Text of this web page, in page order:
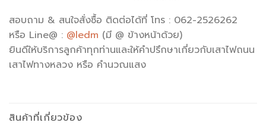
สอบถาม & สนใจสั่งซื้อ ติดต่อได้ที่ โทร : 062-2526262
หรือ Line@ : @ledm (มี @ ข้างหน้าด้วย)
ยินดีให้บริการลูกค้าทุกท่านและให้คำปรึกษาเกี่ยวกับเสาไฟถนน
เสาไฟทางหลวง หรือ คำนวณแสง
สินค้าที่เกี่ยวข้อง